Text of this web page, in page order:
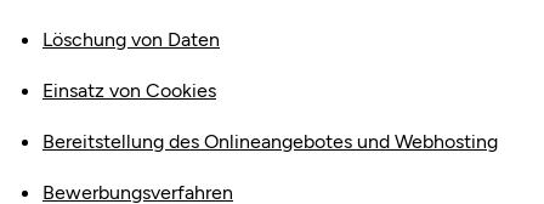
Löschung von Daten
Einsatz von Cookies
Bereitstellung des Onlineangebotes und Webhosting
Bewerbungsverfahren